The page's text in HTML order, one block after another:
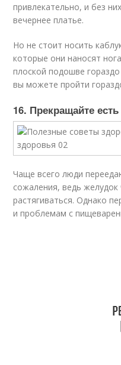
привлекательно, и без
вечернее платье.
Но не стоит носить
которые они наносят
плоской подошве
вы можете пройти
16. Прекращайте
Чаще всего люди
сожаления, ведь желудок
растягиваться. Однако
и проблемам с